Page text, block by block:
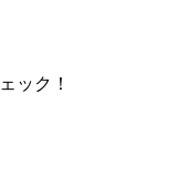
ック！